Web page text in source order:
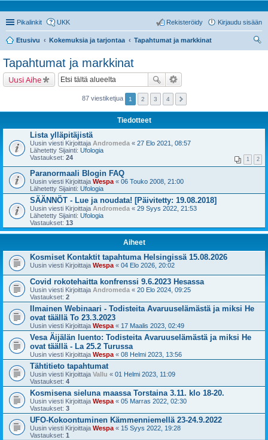
Pikalinkit UKK Kirjaudu sisään
Rekisteröidy
Etusivu Kokemuksia ja tarjontaa
Tapahtumat ja markkinat
Tapahtumat ja markkinat
Uusi Aihe
87 viestiketjua 1 2 3 4
Tiedotteet
Lista ylläpitäjistä
Uusin viesti Kirjoittaja Andromeda « 27 Elo 2021, 08:57
Lähetetty Sijainti: Ufologia
Vastaukset: 24 1 2
Paranormaali Blogin FAQ
Uusin viesti Kirjoittaja Wespa « 06 Touko 2008, 21:00
Lähetetty Sijainti: Ufologia
SÄÄNNÖT - Lue ja noudata! [Päivitetty: 19.08.2018]
Uusin viesti Kirjoittaja Andromeda « 29 Syys 2022, 21:53
Lähetetty Sijainti: Ufologia
Vastaukset: 13
Aiheet
Kosmiset Kontaktit tapahtuma Helsingissä 15.08.2026
Uusin viesti Kirjoittaja Wespa « 04 Elo 2026, 20:02
Covid rokotehaitta konfrenssi 9.6.2023 Hesassa
Uusin viesti Kirjoittaja Andromeda « 20 Elo 2024, 09:25
Vastaukset: 2
Ilmainen Webinaari - Todisteita Avaruuselämästä ja miksi He
ovat täällä To 23.3.2023
Uusin viesti Kirjoittaja Wespa « 17 Maalis 2023, 02:49
Vesa Äijälän luento: Todisteita Avaruuselämästä ja miksi He
ovat täällä - La 25.2 Turussa
Uusin viesti Kirjoittaja Wespa « 08 Helmi 2023, 13:56
Tähtitieto tapahtumat
Uusin viesti Kirjoittaja Vallu « 01 Helmi 2023, 11:09
Vastaukset: 4
Kosmisena sieluna maassa Torstaina 3.11. klo 18-20.
Uusin viesti Kirjoittaja Wespa « 05 Marras 2022, 02:30
Vastaukset: 3
UFO-Kokoontuminen Kämmenniemellä 23-24.9.2022
Uusin viesti Kirjoittaja Wespa « 15 Syys 2022, 19:28
Vastaukset: 1